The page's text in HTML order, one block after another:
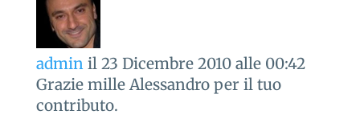
admin il 23 Dicembre 2010 alle 00:42
Grazie mille Alessandro per il tuo
contributo.